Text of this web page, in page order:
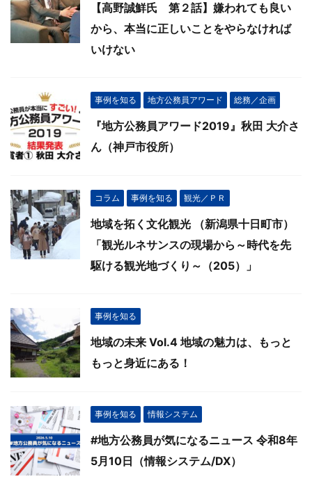
【高野誠鮮氏 第２話】嫌われても良い
から、本当に正しいことをやらなければ
いけない
事例を知る 地方公務員アワード 総務／企画
『地方公務員アワード2019』秋田 大介さ
ん（神戸市役所）
コラム 事例を知る 観光／ＰＲ
地域を拓く文化観光 （新潟県十日町市）
「観光ルネサンスの現場から～時代を先
駆ける観光地づくり～（205）」
事例を知る
地域の未来 Vol.4 地域の魅力は、もっと
もっと身近にある！
事例を知る 情報システム
#地方公務員が気になるニュース 令和8年
5月10日（情報システム/DX）